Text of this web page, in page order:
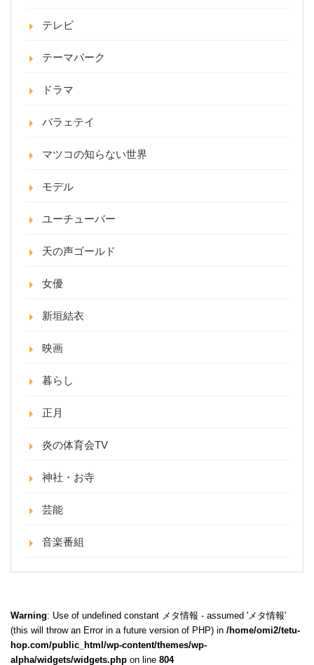
テレビ
テーマパーク
ドラマ
バラェテイ
マツコの知らない世界
モデル
ユーチューバー
天の声ゴールド
女優
新垣結衣
映画
暮らし
正月
炎の体育会TV
神社・お寺
芸能
音楽番組
Warning: Use of undefined constant メタ情報 - assumed 'メタ情報'
(this will throw an Error in a future version of PHP) in /home/omi2/tetu-
hop.com/public_html/wp-content/themes/wp-
alpha/widgets/widgets.php on line 804